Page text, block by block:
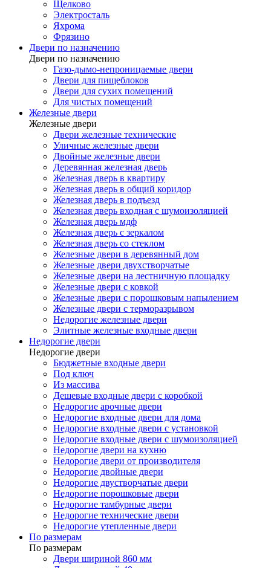
Щелково
Электросталь
Яхрома
Фрязино
Двери по назначению
Двери по назначению
Газо-дымо-непроницаемые двери
Двери для пищеблоков
Двери для сухих помещений
Для чистых помещений
Железные двери
Железные двери
Двери железные технические
Уличные железные двери
Двойные железные двери
Деревянная железная дверь
Железная дверь в квартиру
Железная дверь в общий коридор
Железная дверь в подъезд
Железная дверь входная с шумоизоляцией
Железная дверь мдф
Железная дверь с зеркалом
Железная дверь со стеклом
Железные двери в деревянный дом
Железные двери двухстворчатые
Железные двери на лестничную площадку
Железные двери с ковкой
Железные двери с порошковым напылением
Железные двери с терморазрывом
Недорогие железные двери
Элитные железные входные двери
Недорогие двери
Недорогие двери
Бюджетные входные двери
Под ключ
Из массива
Дешевые входные двери с коробкой
Недорогие арочные двери
Недорогие входные двери для дома
Недорогие входные двери с установкой
Недорогие входные двери с шумоизоляцией
Недорогие двери на кухню
Недорогие двери от производителя
Недорогие двойные двери
Недорогие двустворчатые двери
Недорогие порошковые двери
Недорогие тамбурные двери
Недорогие технические двери
Недорогие утепленные двери
По размерам
По размерам
Двери шириной 860 мм